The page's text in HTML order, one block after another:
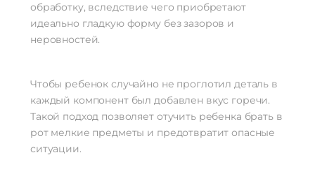
обработку, вследствие чего приобретают
идеально гладкую форму без зазоров и
неровностей.
Чтобы ребенок случайно не проглотил деталь в
каждый компонент был добавлен вкус горечи.
Такой подход позволяет отучить ребенка брать в
рот мелкие предметы и предотвратит опасные
ситуации.